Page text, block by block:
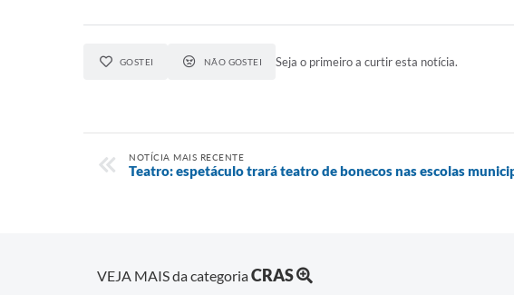
GOSTEI NÃO GOSTEI Seja o primeiro a curtir esta notícia.
NOTÍCIA MAIS RECENTE
Teatro: espetáculo trará teatro de bonecos nas escolas
VEJA MAIS da categoriaCRAS